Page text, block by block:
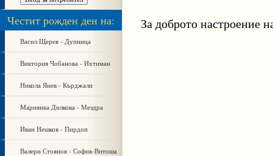
Честит рожден ден на:
Васил Щерев - Дупница
Виктория Чобанова - Ихтиман
Никола Янев - Кърджали
Мариянка Дилкова - Мездра
Иван Нешков - Пирдоп
Валери Стоянов - София-Витоша
За доброто настроение